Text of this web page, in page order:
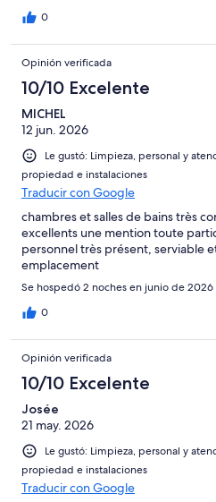
0
Opinión verificada
10/10 Excelente
MICHEL
12 jun. 2026
Le gustó: Limpieza, personal y
propiedad e instalaciones
Traducir con Google
chambres et salles de bains très
excellents une mention toute
personnel très présent, serviable
emplacement
Se hospedó 2 noches en junio de 2026
0
Opinión verificada
10/10 Excelente
Josée
21 may. 2026
Le gustó: Limpieza, personal y
propiedad e instalaciones
Traducir con Google